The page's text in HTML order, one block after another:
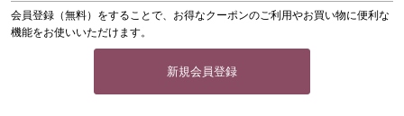
会員登録（無料）をすることで、お得なクーポンのご利用やお買い物に便利な
機能をお使いいただけます。
新規会員登録